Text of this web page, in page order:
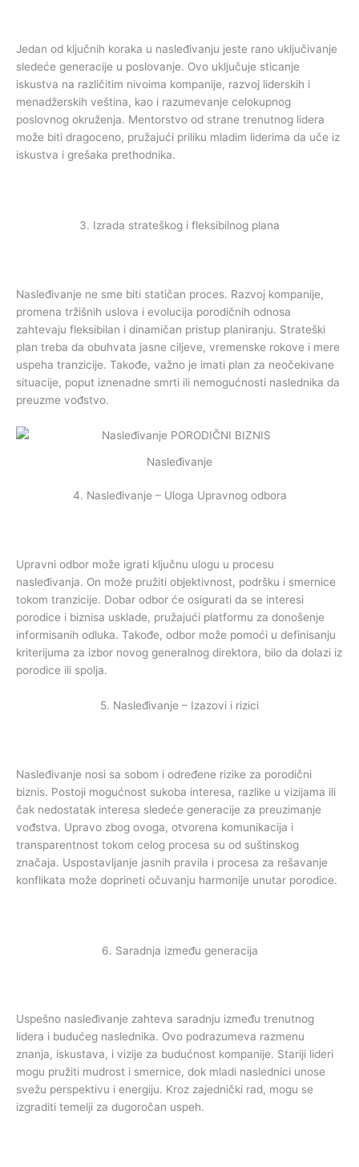
Jedan od ključnih koraka u nasleđivanju jeste rano uključivanje
sledeće generacije u poslovanje. Ovo uključuje sticanje
iskustva na različitim nivoima kompanije, razvoj liderskih i
menadžerskih veština, kao i razumevanje celokupnog
poslovnog okruženja. Mentorstvo od strane trenutnog lidera
može biti dragoceno, pružajući priliku mladim liderima da uče iz
iskustva i grešaka prethodnika.
3. Izrada strateškog i fleksibilnog plana
Nasleđivanje ne sme biti statičan proces. Razvoj kompanije,
promena tržišnih uslova i evolucija porodičnih odnosa
zahtevaju fleksibilan i dinamičan pristup planiranju. Strateški
plan treba da obuhvata jasne ciljeve, vremenske rokove i mere
uspeha tranzicije. Takođe, važno je imati plan za neočekivane
situacije, poput iznenadne smrti ili nemogućnosti naslednika da
preuzme vođstvo.
Nasleđivanje
4. Nasleđivanje – Uloga Upravnog odbora
Upravni odbor može igrati ključnu ulogu u procesu
nasleđivanja. On može pružiti objektivnost, podršku i smernice
tokom tranzicije. Dobar odbor će osigurati da se interesi
porodice i biznisa usklade, pružajući platformu za donošenje
informisanih odluka. Takođe, odbor može pomoći u definisanju
kriterijuma za izbor novog generalnog direktora, bilo da dolazi iz
porodice ili spolja.
5. Nasleđivanje – Izazovi i rizici
Nasleđivanje nosi sa sobom i određene rizike za porodični
biznis. Postoji mogućnost sukoba interesa, razlike u vizijama ili
čak nedostatak interesa sledeće generacije za preuzimanje
vođstva. Upravo zbog ovoga, otvorena komunikacija i
transparentnost tokom celog procesa su od suštinskog
značaja. Uspostavljanje jasnih pravila i procesa za rešavanje
konflikata može doprineti očuvanju harmonije unutar porodice.
6. Saradnja između generacija
Uspešno nasleđivanje zahteva saradnju između trenutnog
lidera i budućeg naslednika. Ovo podrazumeva razmenu
znanja, iskustava, i vizije za budućnost kompanije. Stariji lideri
mogu pružiti mudrost i smernice, dok mladi naslednici unose
svežu perspektivu i energiju. Kroz zajednički rad, mogu se
izgraditi temelji za dugoročan uspeh.